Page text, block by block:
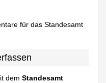
für das Standesamt
demStandesamt